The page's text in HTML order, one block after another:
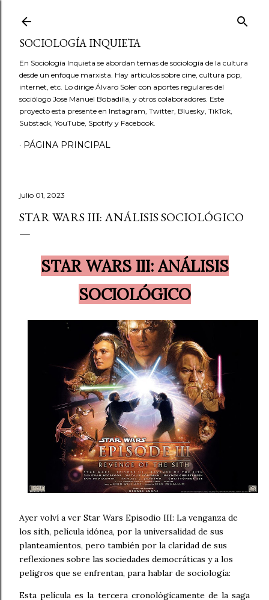
SOCIOLOGÍA INQUIETA
En Sociología Inquieta se abordan temas de sociología de la cultura
desde un enfoque marxista. Hay artículos sobre cine, cultura pop,
internet, etc. Lo dirige Álvaro Soler con aportes regulares del
sociólogo Jose Manuel Bobadilla, y otros colaboradores. Este
proyecto esta presente en Instagram, Twitter, Bluesky, TikTok,
Substack, YouTube, Spotify y Facebook.
PÁGINA PRINCIPAL
julio 01, 2023
STAR WARS III: ANÁLISIS SOCIOLÓGICO
STAR WARS III: ANÁLISIS
SOCIOLÓGICO
Ayer volví a ver Star Wars Episodio III: La venganza de
los sith, película idónea, por la universalidad de sus
planteamientos, pero también por la claridad de sus
reflexiones sobre las sociedades democráticas y a los
peligros que se enfrentan, para hablar de sociología:
Esta película es la tercera cronológicamente de la saga